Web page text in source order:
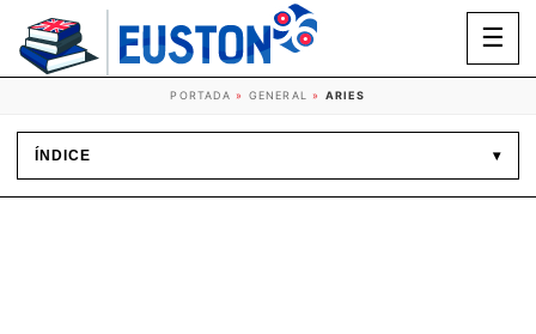
☰
PORTADA » GENERAL » ARIES
ÍNDICE ▾